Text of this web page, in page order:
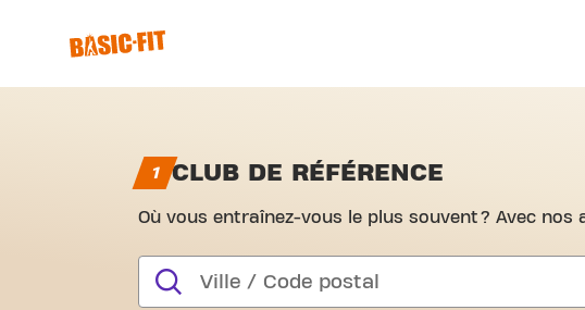
VOTRE INSCRIPTION À BASIC-FIT
1 CLUB DE RÉFÉRENCE
Où vous entraînez-vous le plus souvent ? Avec
search